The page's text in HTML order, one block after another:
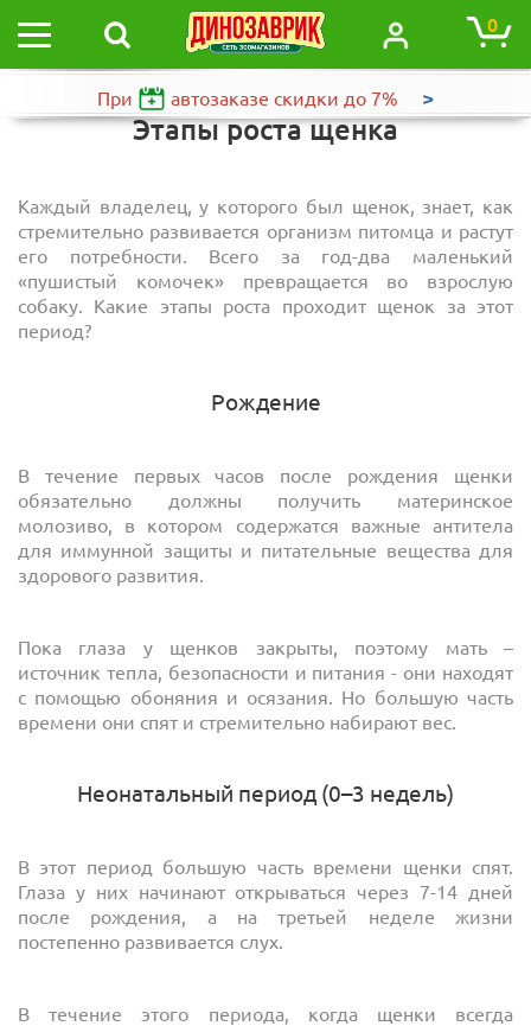
0
При автозаказе скидки до 7% >
Этапы роста щенка
Каждый владелец, у которого был щенок, знает, как
стремительно развивается организм питомца и растут
его потребности. Всего за год-два маленький
«пушистый комочек» превращается во взрослую
собаку. Какие этапы роста проходит щенок за этот
период?
Рождение
В течение первых часов после рождения щенки
обязательно должны получить материнское
молозиво, в котором содержатся важные антитела
для иммунной защиты и питательные вещества для
здорового развития.
Пока глаза у щенков закрыты, поэтому мать –
источник тепла, безопасности и питания - они находят
с помощью обоняния и осязания. Но большую часть
времени они спят и стремительно набирают вес.
Неонатальный период (0–3 недель)
В этот период большую часть времени щенки спят.
Глаза у них начинают открываться через 7-14 дней
после рождения, а на третьей неделе жизни
постепенно развивается слух.
В течение этого периода, когда щенки всегда